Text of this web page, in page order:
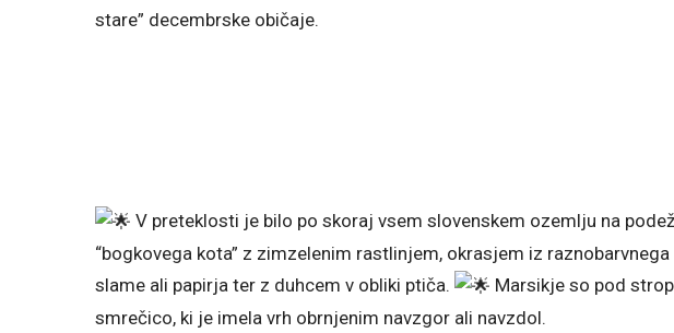
stare” decembrske običaje.
V preteklosti je bilo po skoraj vsem slovenskem ozemlju na
“bogkovega kota” z zimzelenim rastlinjem, okrasjem iz
slame ali papirja ter z duhcem v obliki ptiča.
Marsikje so pod
smrečico, ki je imela vrh obrnjenim navzgor ali navzdol.